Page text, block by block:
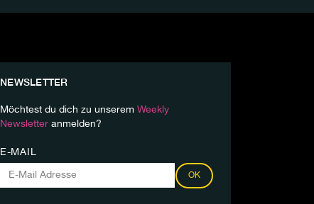
NEWSLETTER
Möchtest du dich zu unserem Weekly
Newsletter anmelden?
E-MAIL
OK